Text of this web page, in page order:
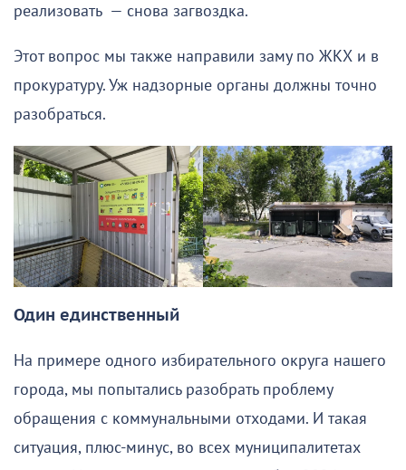
реализовать — снова загвоздка.
Этот вопрос мы также направили заму по ЖКХ и в
прокуратуру. Уж надзорные органы должны точно
разобраться.
Один единственный
На примере одного избирательного округа нашего
города, мы попытались разобрать проблему
обращения с коммунальными отходами. И такая
ситуация, плюс-минус, во всех муниципалитетах